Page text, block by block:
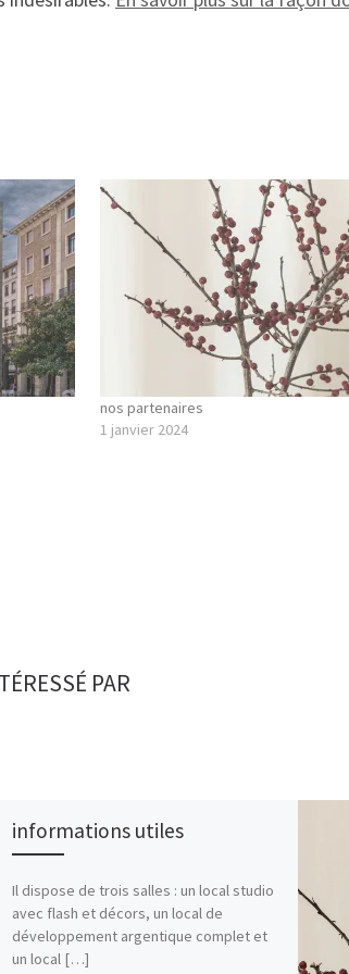
nos partenaires
1 janvier 2024
PAR
informations utiles
Il dispose de trois salles : un local studio
avec flash et décors, un local de
développement argentique complet et
un local […]